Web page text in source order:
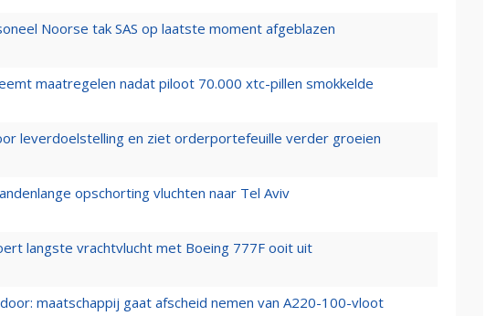
Noorse tak SAS op laatste moment afgeblazen
maatregelen nadat piloot 70.000 xtc-pillen smokkelde
leverdoelstelling en ziet orderportefeuille verder groeien
opschorting vluchten naar Tel Aviv
langste vrachtvlucht met Boeing 777F ooit uit
door: maatschappij gaat afscheid nemen van A220-100-vloot